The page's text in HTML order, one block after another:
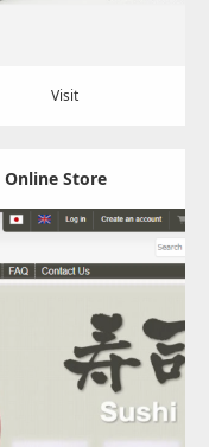
Visit
Store